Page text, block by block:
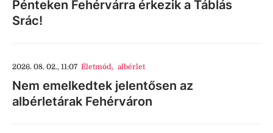
Pénteken Fehérvárra érkezik a Táblás
Srác!
2026. 08. 02., 11:07 Életmód, albérlet
Nem emelkedtek jelentősen az
albérletárak Fehérváron